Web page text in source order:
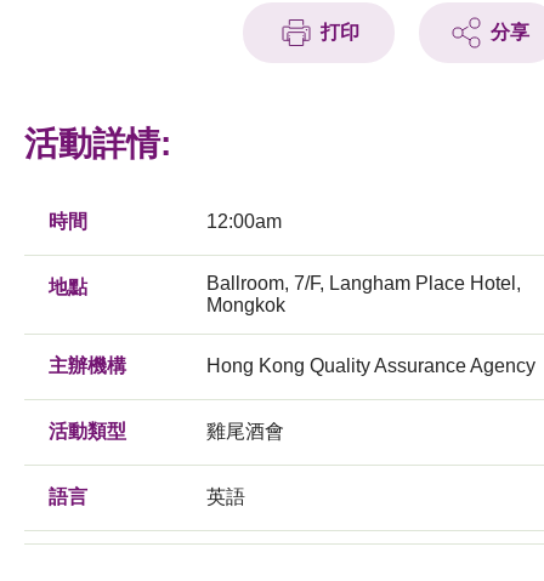
打印 分享
活動詳情:
時間 12:00am
地點
Ballroom, 7/F, Langham Place Hotel,
Mongkok
主辦機構 Hong Kong Quality Assurance Agency
活動類型 雞尾酒會
語言 英語